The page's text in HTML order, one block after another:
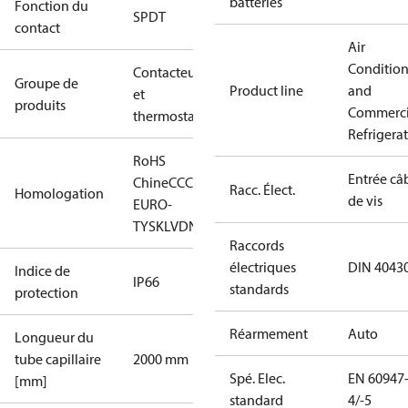
Fonction du
contact
SPDT
Groupe de
produits
Contacteurs
et
thermostats
Homologation
RoHS
ChineCCC DNV
LLC CDC
EURO-
TYSKLVDNKK RMRSRoHSTYSK
Indice de
protection
IP66
Longueur du
tube capillaire
[mm]
2000 mm
Product line
Air
and
Racc. Élect.
Entrée
de vis
Raccords
électriques
standards
DIN
Réarmement Auto
Spé. Elec.
standard
EN 60947-
4/-5